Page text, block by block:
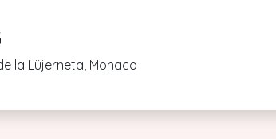
la Lüjerneta, Monaco